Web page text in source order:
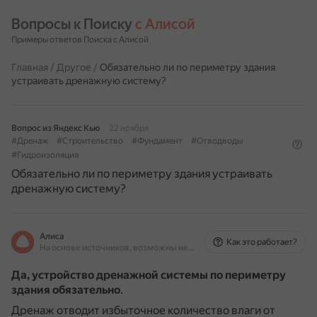
Вопросы к Поиску с Алисой
Примеры ответов Поиска с Алисой
Главная / Другое / Обязательно ли по периметру здания
устраивать дренажную систему?
Вопрос из Яндекс Кью
22 ноября
#Дренаж
#Строительство #Фундамент
#Отводводы
#Гидроизоляция
Обязательно ли по периметру здания устраивать
дренажную систему?
Алиса
На основе источников, возможны неточности
Как это работает?
Да, устройство дренажной системы по периметру
здания обязательно.
Дренаж отводит избыточное количество влаги от